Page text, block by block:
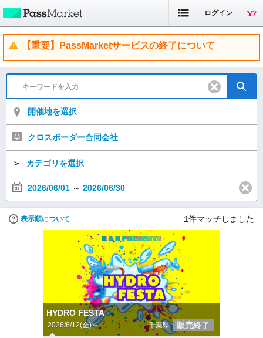
ログイン
【重要】PassMarketサービスの終了について
開催地を選択
クロスボーダー合同会社
＞ カテゴリを選択
2026/06/01 ～ 2026/06/30
表示順について 1件マッチしました
HYDRO FESTA
2026/6/12(金)～ 千葉県 販売終了